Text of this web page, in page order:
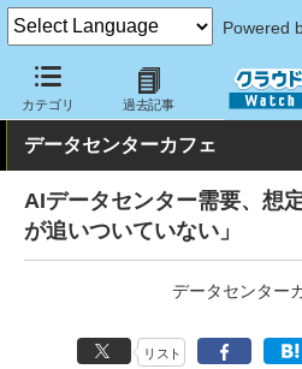
Powered
カテゴリ 過去記事
クラウド Watch ハード・インフラ
データセンターカフェ
AIデータセンター需要、想
が追いついていない」
データセンター
リスト